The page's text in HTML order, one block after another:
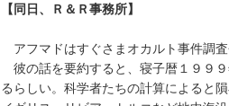
【同日、Ｒ＆Ｒ事務所】
アフマドはすぐさまオカルト事件調
彼の話を要約すると、寝子暦１９９
るらしい。科学者たちの計算によると